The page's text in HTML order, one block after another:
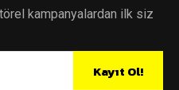
kampanyalardan ilk siz
Kayıt Ol!